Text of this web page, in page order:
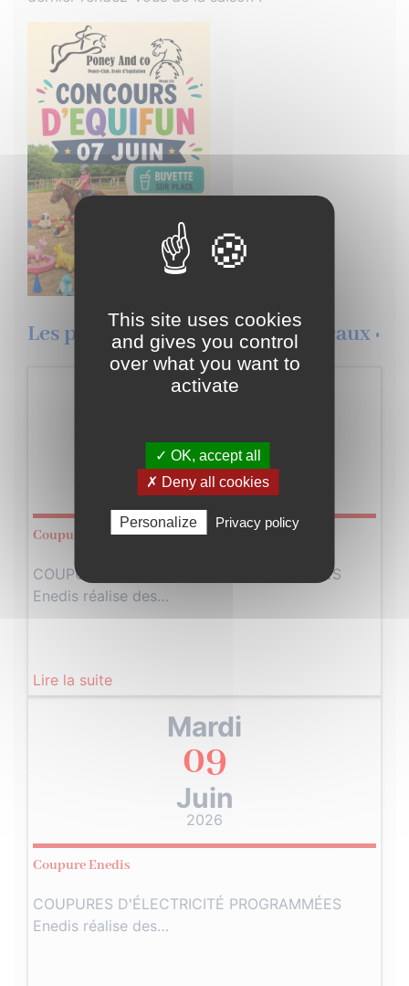
Les prochains évènement de Pleaux :
Lundi
08
Juin
2026
Coupure Enedis
COUPURES D'ÉLECTRICITÉ PROGRAMMÉES
Enedis réalise des…
Lire la suite
Mardi
09
Juin
2026
Coupure Enedis
COUPURES D'ÉLECTRICITÉ PROGRAMMÉES
Enedis réalise des…
This site uses cookies
and gives you control
over what you want to
activate
✓ OK, accept all
✗ Deny all cookies
Personalize Privacy policy